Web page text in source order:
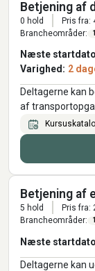
Betjening af
0 hold Pris fra:
Brancheområder:
1
Næste
Varighed: 2
Deltagerne kan
af
Betjening af
5 hold Pris fra:
Brancheområder:
1
Næste
Deltagerne kan